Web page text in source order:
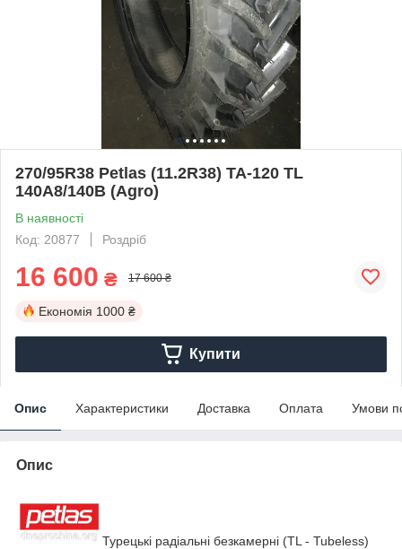
270/95R38 Petlas (11.2R38) TA-120 TL
140А8/140B (Agro)
В наявності
Код: 20877
Роздріб
16 600 ₴ 17 600 ₴
Економія 1000 ₴
Купити
Опис Характеристики Доставка Оплата Умови
Опис
Турецькі радіальні безкамерні (TL - Tubeless)